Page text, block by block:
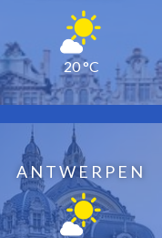
20 °C
ANTWERPEN